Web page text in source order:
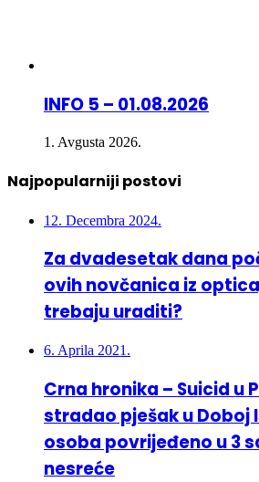
INFO 5 – 01.08.2026
1. Avgusta 2026.
Najpopularniji postovi
12. Decembra 2024.
Za dvadesetak dana
ovih novčanica iz
trebaju uraditi?
6. Aprila 2021.
Crna hronika – Suicid u
stradao pješak u Doboj
osoba povrijeđeno u 3
nesreće